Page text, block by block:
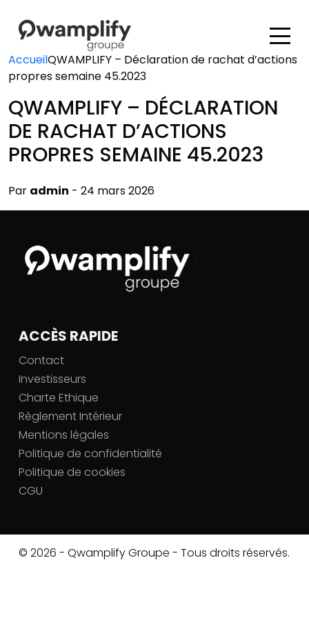
AccueilQWAMPLIFY – Déclaration de rachat d’actions
propres semaine 45.2023
QWAMPLIFY – DÉCLARATION
DE RACHAT D’ACTIONS
PROPRES SEMAINE 45.2023
Par admin - 24 mars 2026
ACCÈS RAPIDE
Contact
Investisseurs
Charte Ethique
Règlement Intérieur
Mentions légales
Politique de confidentialité
Politique de cookies
CGU
© 2026 - Qwamplify Groupe - Tous droits réservés.